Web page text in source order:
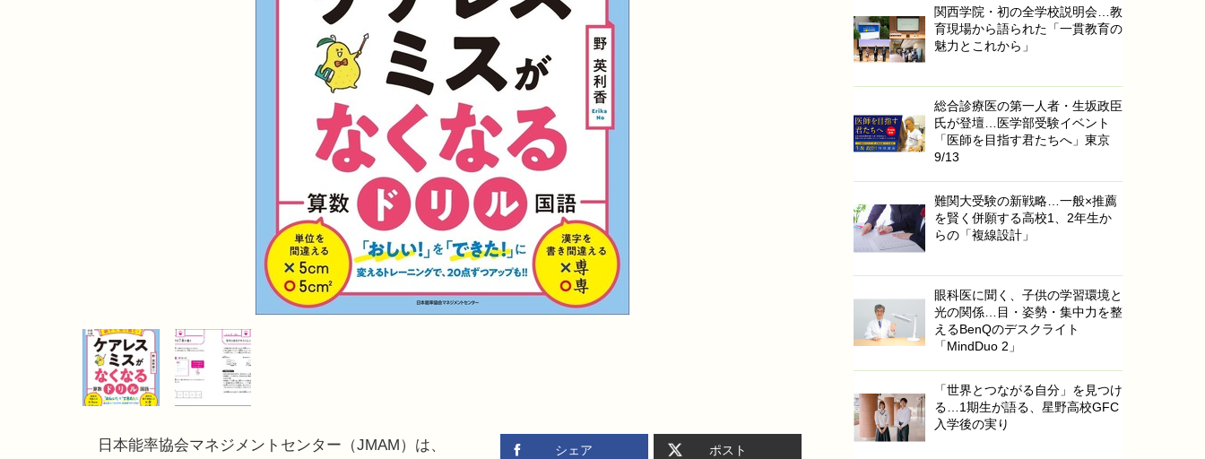
シェア ポスト
日本能率協会マネジメントセンター（JMAM）は、
関西学院・初の全学校説明会…教
育現場から語られた「一貫教育の
魅力とこれから」
総合診療医の第一人者・生坂政臣
氏が登壇…医学部受験イベント
「医師を目指す君たちへ」東京
9/13
難関大受験の新戦略…一般×推薦
を賢く併願する高校1、2年生か
らの「複線設計」
眼科医に聞く、子供の学習環境と
光の関係…目・姿勢・集中力を整
えるBenQのデスクライト
「MindDuo 2」
「世界とつながる自分」を見つけ
る…1期生が語る、星野高校GFC
入学後の実り